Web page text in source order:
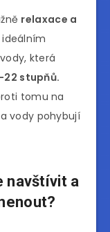
relaxace a
ideálním
která
stupňů.
tomu na
vody pohybují
navštívit a